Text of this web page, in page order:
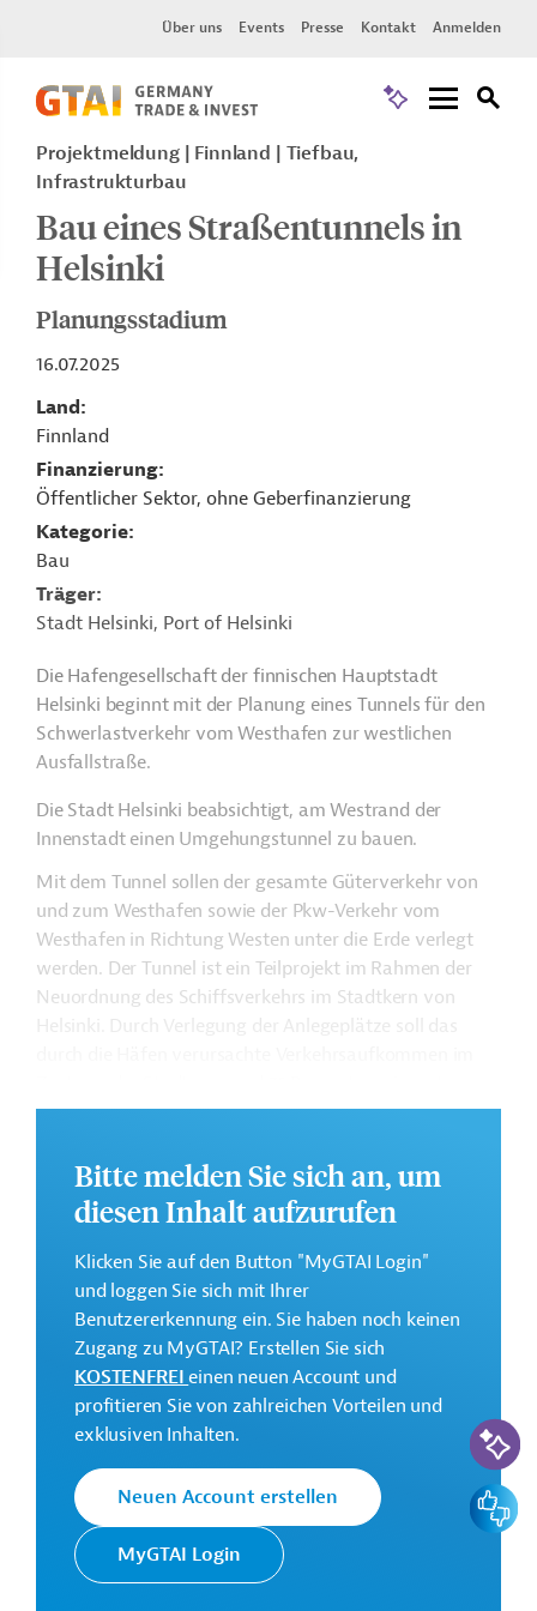
Über uns Events Presse Kontakt Anmelden
Projektmeldung Finnland
Tiefbau,
Infrastrukturbau
Bau eines Straßentunnels in
Helsinki
Planungsstadium
16.07.2025
Land
Finnland
Finanzierung
Öffentlicher Sektor, ohne Geberfinanzierung
Kategorie
Bau
Träger
Stadt Helsinki, Port of Helsinki
Die Hafengesellschaft der finnischen Hauptstadt
Helsinki beginnt mit der Planung eines Tunnels für den
Schwerlastverkehr vom Westhafen zur westlichen
Ausfallstraße.
Die Stadt Helsinki beabsichtigt, am Westrand der
Innenstadt einen Umgehungstunnel zu bauen.
Mit dem Tunnel sollen der gesamte Güterverkehr von
und zum Westhafen sowie der Pkw-Verkehr vom
Westhafen in Richtung Westen unter die Erde verlegt
werden. Der Tunnel ist ein Teilprojekt im Rahmen der
Neuordnung des Schiffsverkehrs im Stadtkern von
Helsinki. Durch Verlegung der Anlegeplätze soll das
werden.
für die Planungsphase die Unternehmen Finnmap Infra,
A-Insinöörit Suunnittelu und WSP Finland gewählt. Die
vorgesehen, 2028 mit dem Bau zu beginnen.
Die Stadt Helsinki bereitet zurzeit den städtebaulichen
Plan vor. Die Stadtverordnetenversammlung wird
frühestens Ende 2025 über die Annahme des Plans
entscheiden.
Investitionssumme:
300 Millionen Euro
Bitte melden Sie sich an, um
diesen Inhalt aufzurufen
Klicken Sie auf den Button "MyGTAI Login"
und loggen Sie sich mit Ihrer
Benutzererkennung ein. Sie haben noch keinen
Zugang zu MyGTAI? Erstellen Sie sich
KOSTENFREIeinen neuen Account und
profitieren Sie von zahlreichen Vorteilen und
exklusiven Inhalten.
Neuen Account erstellen
MyGTAI Login
KI-